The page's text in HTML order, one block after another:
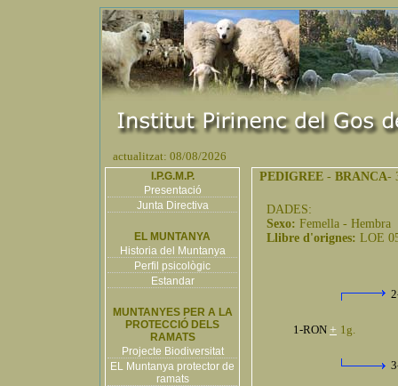
actualitzat: 08/08/2026
I.P.G.M.P.
Presentació
Junta Directiva
EL MUNTANYA
Historia del Muntanya
Perfil psicològic
Estandar
MUNTANYES PER A LA
PROTECCIÓ DELS
RAMATS
Projecte Biodiversitat
EL Muntanya protector de
ramats
PEDIGREE - BRANCA-
DADES:
Sexo: Femella - Hembra
Llibre d'orignes: LOE
1-RON + 1g.